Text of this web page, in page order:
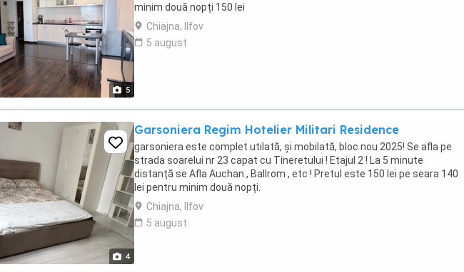
5
minim două nopți 150 lei
Chiajna, Ilfov
5 august
4
Garsoniera Regim Hotelier Militari Residence
garsoniera este complet utilată, și mobilată, bloc nou 2025! Se afla pe
strada soarelui nr 23 capat cu Tineretului ! Etajul 2 ! La 5 minute
distanță se Afla Auchan , Ballrom , etc ! Pretul este 150 lei pe seara 140
lei pentru minim două nopți.
Chiajna, Ilfov
5 august